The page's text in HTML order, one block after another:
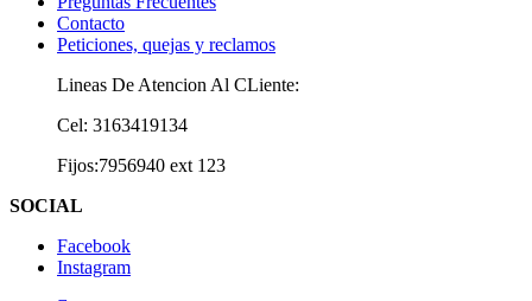
Contacto
Peticiones, quejas y reclamos
Lineas De Atencion Al CLiente:
Cel: 3163419134
Fijos:7956940 ext 123
SOCIAL
Facebook
Instagram